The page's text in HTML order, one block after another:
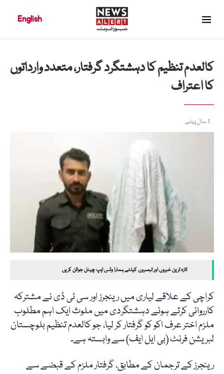
English
کالعدم تنظیم کا دہشتگرد گرفتار، متعدد وارداتوں
کا اعتراف
1 سال پہلے
تازہ ترین خبروں اور تبصروں کیلئے ہمارا وٹس ایپ چینل جوائن کریں
کراچی کے علاقے لیاری میں رینجرز اور سی ٹی ڈی نے مشترکہ
کارروائی کرتے ہوئے دہشتگردی میں ملوث ایک اہم مطلوب
ملزم اختر عرف اکو کو گرفتار کر لیا، جو کالعدم تنظیم بلوچستان
لبریشن فرنٹ (بی ایل ایف) سے وابستہ ہے۔
رینجرز کے ترجمان کے مطابق، گرفتار ملزم کے قبضے سے